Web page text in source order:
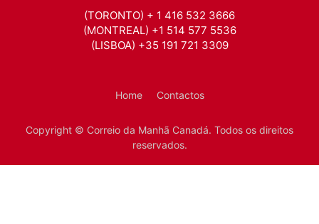
(TORONTO) + 1 416 532 3666
(MONTREAL) +1 514 577 5536
(LISBOA) +35 191 721 3309
Home Contactos
Copyright © Correio da Manhã Canadá. Todos os direitos
reservados.